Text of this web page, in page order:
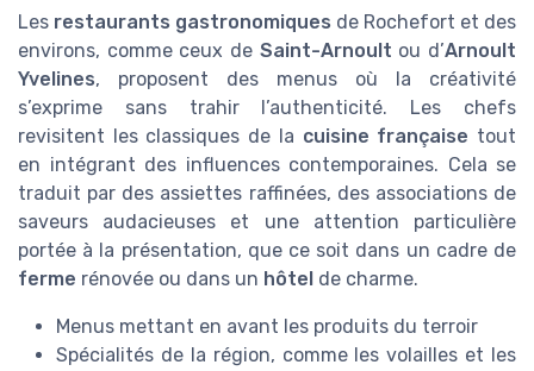
Les restaurants gastronomiques de Rochefort et des
environs, comme ceux de Saint-Arnoult ou d’Arnoult
Yvelines, proposent des menus où la créativité
s’exprime sans trahir l’authenticité. Les chefs
revisitent les classiques de la cuisine française tout
en intégrant des influences contemporaines. Cela se
traduit par des assiettes raffinées, des associations de
saveurs audacieuses et une attention particulière
portée à la présentation, que ce soit dans un cadre de
ferme rénovée ou dans un hôtel de charme.
Menus mettant en avant les produits du terroir
Spécialités de la région, comme les volailles et les